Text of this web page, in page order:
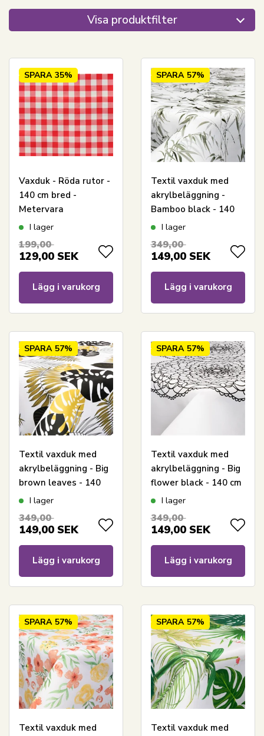
Visa produktfilter
SPARA 35%
Vaxduk - Röda rutor -
140 cm bred -
Metervara
I lager
199,00
129,00 SEK
Lägg i varukorg
SPARA 57%
Textil vaxduk med
akrylbeläggning -
Bamboo black - 140
cm bred - På metervis
I lager
349,00
149,00 SEK
Lägg i varukorg
SPARA 57%
Textil vaxduk med
akrylbeläggning - Big
brown leaves - 140
cm bred - På
I lager
349,00
149,00 SEK
Lägg i varukorg
SPARA 57%
Textil vaxduk med
akrylbeläggning - Big
flower black - 140 cm
bred - På metervara
I lager
349,00
149,00 SEK
Lägg i varukorg
SPARA 57%
Textil vaxduk med
SPARA 57%
Textil vaxduk med